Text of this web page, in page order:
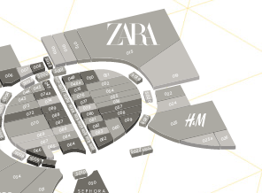
051
050
052
054
055
056
057
058
059
060
049
048a
075
076
077
079
080
081
082
083
062
S018
S017
S016
S024
S015
S014
S013
047
045
S012
074a
S011
074
089
088
087
086
084
044
043
073
072
070
069
067
064
065
066
0
5
S008 S009
S022a
S022
S021
S020
022
024
015
012
010
009
S001
008 S023
025
007
S003 S019 019
026
025a
006 S002
034
S010
030
031
S0
04